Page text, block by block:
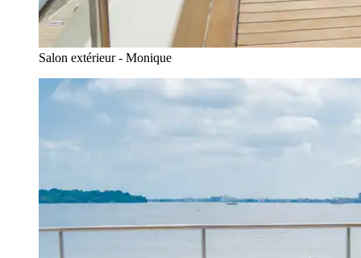
Salon extérieur - Monique